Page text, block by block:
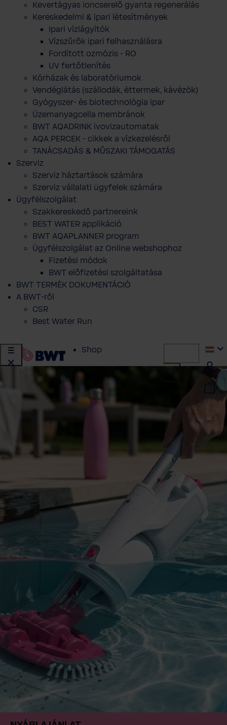
Kevertágyas ioncserelő gyanta regenerálás
Kereskedelmi & ipari létesítmények
Ipari vízlágyítók
Vízszűrők ipari felhasználásra
Fordított ozmózis - RO
UV fertőtlenítés
Kórházak és laboratóriumok
Vendéglátás (szállodák, éttermek, kávézók)
Gyógyszer- és biotechnológia ipar
Üzemanyagcella membránok
BWT AQADRINK ivovizautomatak
AQA PERCEK - cikkek a vízkezelésről
TANÁCSADÁS & MŰSZAKI TÁMOGATÁS
Szerviz
Szerviz háztartások számára
Szerviz vállalati ügyfelek számára
Ügyfélszolgálat
Szakkereskedő partnereink
BEST WATER applikáció
BWT AQAPLANNER program
Ügyfélszolgálat az Online webshophoz
Fizetési módok
BWT előfizetési szolgáltatása
BWT TERMÉK DOKUMENTÁCIÓ
A BWT-ről
CSR
Best Water Run
Shop
Ivóvíz szűrés
Vízlágyítás
Szakembereknek
Szerviz
Ügyfélszolgálat
BWT TERMÉK
DOKUMENTÁCIÓ
A BWT-ről